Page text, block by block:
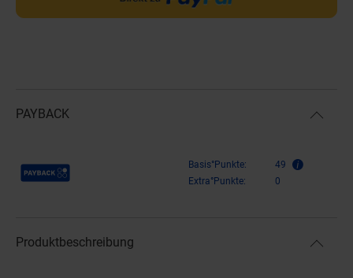
PAYBACK
Payback Punkte Basis°Punkte:
49
Extra°Punkte:
0
Produktbeschreibung